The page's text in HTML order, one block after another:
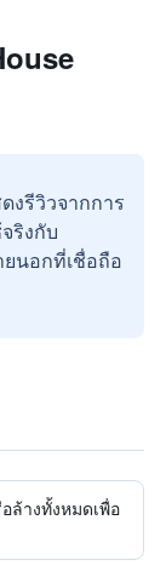
งรีวิวจากการ
ริงกับ
ยนอกที่เชื่อถือ
ล้างทั้งหมดเพื่อ